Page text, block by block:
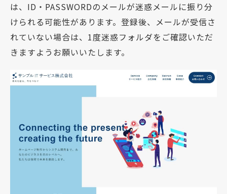
は、ID・PASSWORDのメールが迷惑メールに振り分
けられる可能性があります。登録後、メールが受信さ
れていない場合は、1度迷惑フォルダをご確認いただ
きますようお願いいたします。